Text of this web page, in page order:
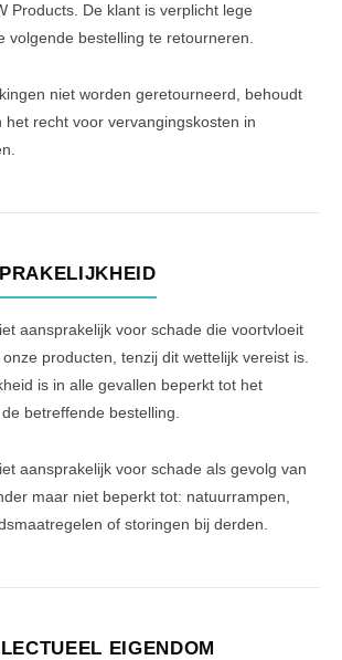
Products. De klant is verplicht lege
volgende bestelling te retourneren.
niet worden geretourneerd, behoudt
het recht voor vervangingskosten in
aansprakelijk voor schade die voortvloeit
producten, tenzij dit wettelijk vereist is.
is in alle gevallen beperkt tot het
betreffende bestelling.
aansprakelijk voor schade als gevolg van
maar niet beperkt tot: natuurrampen,
of storingen bij derden.
EIGENDOM